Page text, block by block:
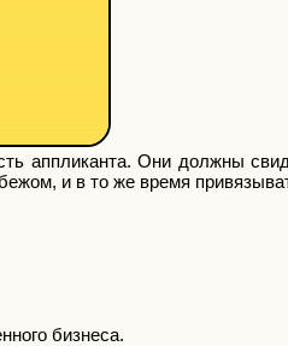
аппликанта. Они должны
и в то же время
бизнеса.